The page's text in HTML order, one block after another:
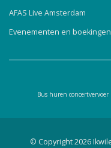
AFAS Live Amsterdam
Evenementen en boekingen
Bus huren
© Copyright 2026